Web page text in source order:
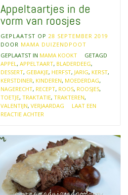
Appeltaartjes in de
vorm van roosjes
GEPLAATST OP28 SEPTEMBER 2019
DOOR MAMA DUIZENDPOOT
GEPLAATST IN MAMA KOOKT
GETAGD
APPEL ,APPELTAART, BLADERDEEG,
DESSERT, GEBAKJE, HERFST, JARIG, KERST,
KERSTDINER, KINDEREN, MOEDERDAG,
NAGERECHT, RECEPT, ROOS, ROOSJES,
TOETJE,TRAKTATIE,TRAKTEREN,
VALENTIJN,VERJAARDAG
LAAT EEN
REACTIE ACHTER